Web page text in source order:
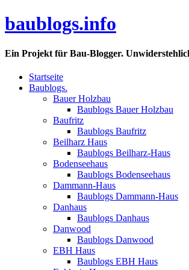
baublogs.info
Ein Projekt für Bau-Blogger.
Startseite
Baublogs.
Bauer Holzbau
Baublogs Bauer Holzbau
Baufritz
Baublogs Baufritz
Beilharz Haus
Baublogs Beilharz-Haus
Bodenseehaus
Baublogs Bodenseehaus
Dammann-Haus
Baublogs Dammann-Haus
Danhaus
Baublogs Danhaus
Danwood
Baublogs Danwood
EBH Haus
Baublogs EBH Haus